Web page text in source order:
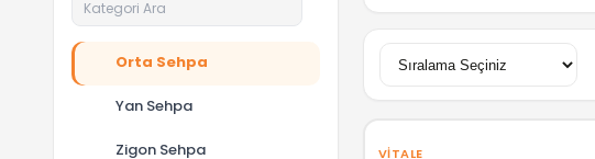
Orta Sehpa
Yan Sehpa
Zigon Sehpa VITALE